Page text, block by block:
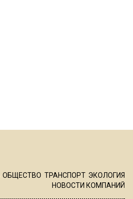
ОБЩЕСТВО ТРАНСПОРТ ЭКОЛОГИЯ
НОВОСТИ КОМПАНИЙ